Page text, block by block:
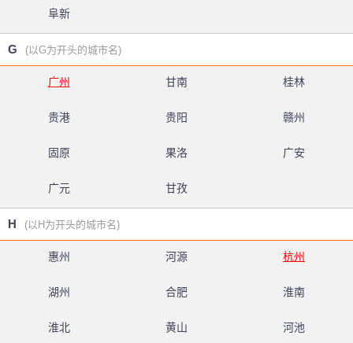
阜新
G (以G为开头的城市名)
广州 甘南 桂林
贵港 贵阳 赣州
固原 果洛 广安
广元 甘孜
H (以H为开头的城市名)
惠州 河源 杭州
湖州 合肥 淮南
淮北 黄山 河池